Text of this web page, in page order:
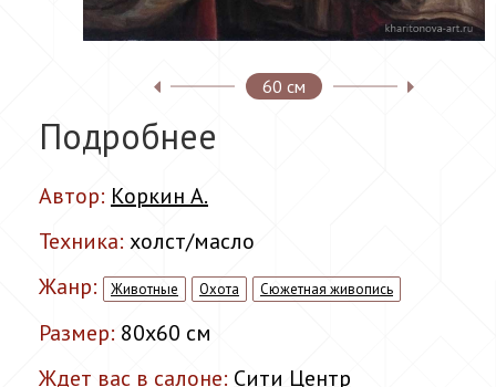
60 см
Подробнее
Автор: Коркин А.
Техника: холст/масло
Жанр:
Животные Охота Сюжетная живопись
Размер: 80x60 см
Ждет вас в салоне: Сити Центр